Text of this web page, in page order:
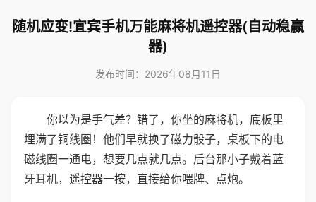
随机应变!宜宾手机万能麻将机遥控器(自动稳赢
器)
发布时间：2026年08月11日
你以为是手气差？错了，你坐的麻将机，底板里
埋满了铜线圈！他们早就换了磁力骰子，桌板下的电
磁线圈一通电，想要几点就几点。后台那小子戴着蓝
牙耳机，遥控器一按，直接给你喂牌、点炮。